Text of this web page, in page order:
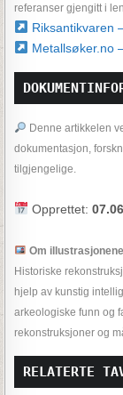
referanser gjengitt i
Riksantikvaren
Metallsøker.no
Denne artikkelen
dokumentasjon,
tilgjengelige.
Opprettet:
Om
Historiske
hjelp av kunstig
arkeologiske funn og
rekonstruksjoner og
RELATERTE